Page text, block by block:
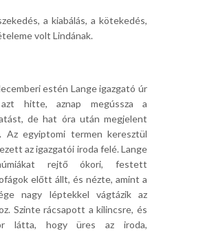
a kiabálás, a kötekedés,
volt Lindának.
estén Lange igazgató úr
hitte, aznap megússza a
de hat óra után megjelent
Az egyiptomi termen keresztül
az igazgatói iroda felé. Lange
rejtő ókori, festett
előtt állt, és nézte, amint a
nagy léptekkel vágtázik az
Szinte rácsapott a kilincsre, és
látta, hogy üres az iroda,